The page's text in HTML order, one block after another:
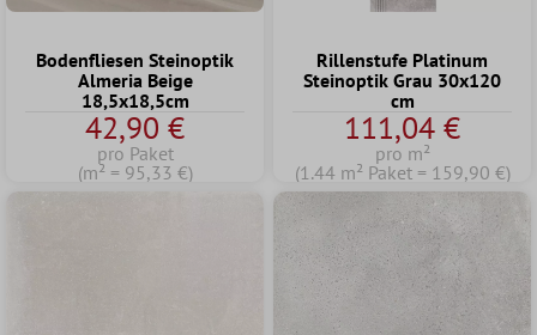
Bodenfliesen Steinoptik
Almeria Beige
18,5x18,5cm
42,90 €
pro Paket
(m² = 95,33 €)
Rillenstufe Platinum
Steinoptik Grau 30x120
cm
111,04 €
pro m²
(1.44 m² Paket = 159,90 €)